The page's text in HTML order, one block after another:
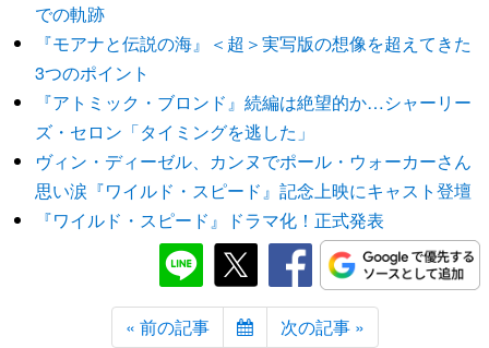
での軌跡
『モアナと伝説の海』＜超＞実写版の想像を超えてきた
3つのポイント
『アトミック・ブロンド』続編は絶望的か…シャーリー
ズ・セロン「タイミングを逃した」
ヴィン・ディーゼル、カンヌでポール・ウォーカーさん
思い涙『ワイルド・スピード』記念上映にキャスト登壇
『ワイルド・スピード』ドラマ化！正式発表
« 前の記事 次の記事 »